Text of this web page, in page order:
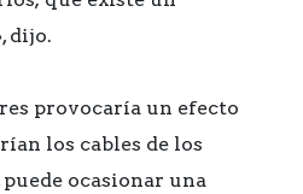
dijo.
provocaría un efecto
los cables de los
ocasionar una